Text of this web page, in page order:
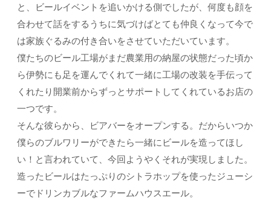
と、ビールイベントを追いかける側でしたが、何度も顔を
合わせて話をするうちに気づけばとても仲良くなって今で
は家族ぐるみの付き合いをさせていただいています。
僕たちのビール工場がまだ農業用の納屋の状態だった頃か
ら伊勢にも足を運んでくれて一緒に工場の改装を手伝って
くれたり開業前からずっとサポートしてくれているお店の
一つです。
そんな彼らから、ビアバーをオープンする。だからいつか
僕らのブルワリーができたら一緒にビールを造ってほし
い！と言われていて、今回ようやくそれが実現しました。
造ったビールはたっぷりのシトラホップを使ったジューシ
ーでドリンカブルなファームハウスエール。